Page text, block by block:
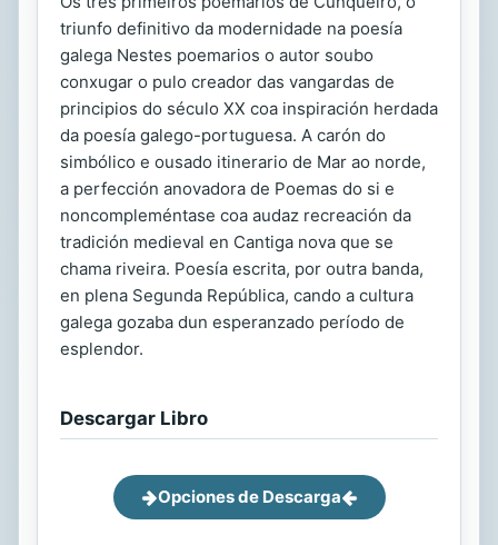
triunfo definitivo da modernidade na poesía
galega Nestes poemarios o autor soubo
conxugar o pulo creador das vangardas de
principios do século XX coa inspiración herdada
da poesía galego-portuguesa. A carón do
simbólico e ousado itinerario de Mar ao norde,
a perfección anovadora de Poemas do si e
noncompleméntase coa audaz recreación da
tradición medieval en Cantiga nova que se
chama riveira. Poesía escrita, por outra banda,
en plena Segunda República, cando a cultura
galega gozaba dun esperanzado período de
esplendor.
Descargar Libro
Opciones de Descarga